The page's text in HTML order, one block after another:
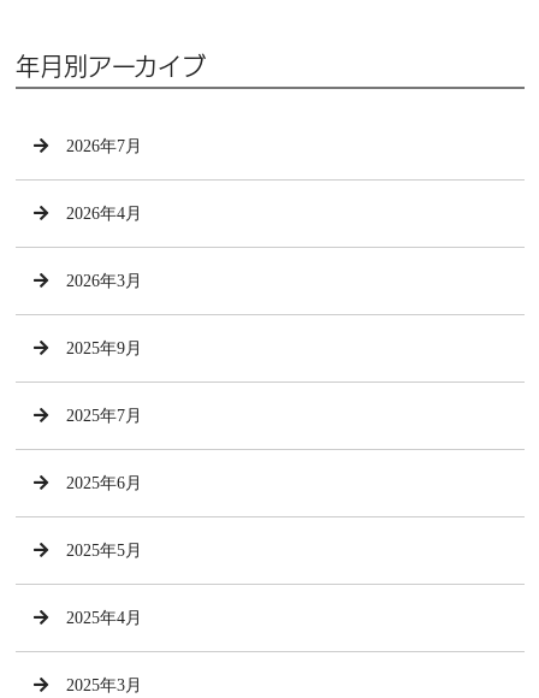
年月別アーカイブ
2026年7月
2026年4月
2026年3月
2025年9月
2025年7月
2025年6月
2025年5月
2025年4月
2025年3月